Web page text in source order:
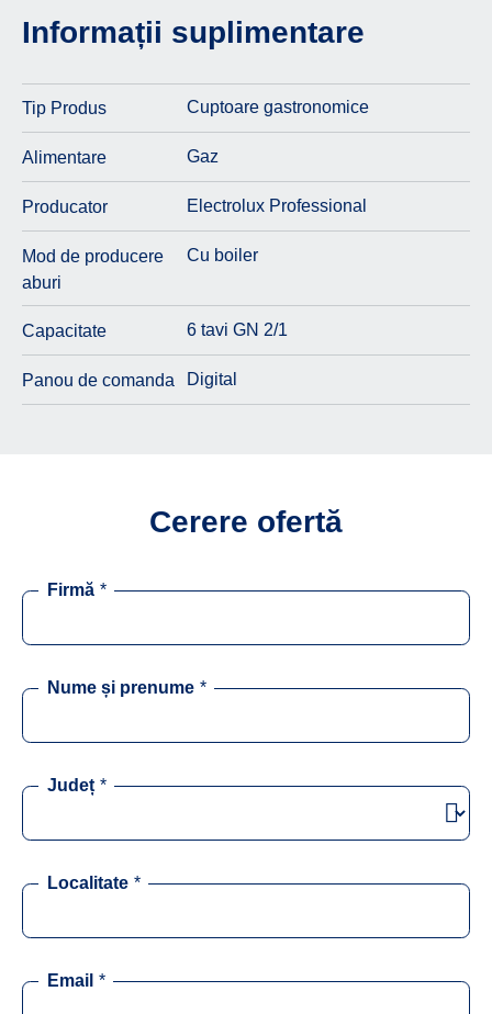
Informații suplimentare
Tip Produs Cuptoare gastronomice
Alimentare Gaz
Producator Electrolux Professional
Mod de producere
aburi
Cu boiler
Capacitate 6 tavi GN 2/1
Panou de comanda Digital
Cerere ofertă
Firmă *
Nume și prenume *
Județ *
Localitate *
Email *